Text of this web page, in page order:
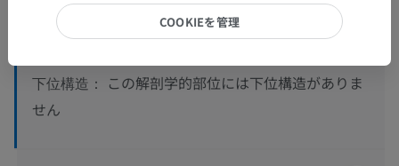
人体> 統合系> 神経系> 中枢神経系> 脳>
大脳> 終脳> 前頭葉> 中前頭回
下位構造：
この解剖学的部位には下位構造がありま
せん
COOKIEを管理